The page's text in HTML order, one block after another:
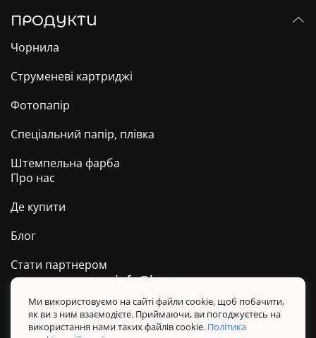
ПРОДУКТИ
Чорнила
Струменеві картриджі
Фотопапір
Спеціальний папір, плівка
Штемпельна фарба
Про нас
Де купити
Блог
Стати партнером
Техпідтримка ТМ BARVA
Політика конфіденційності
info@barva.ua
Ми використовуємо на сайті файли cookie, щоб побачити,
як ви з ним взаємодієте. Приймаючи, ви погоджуєтесь на
використання нами таких файлів cookie. Політика